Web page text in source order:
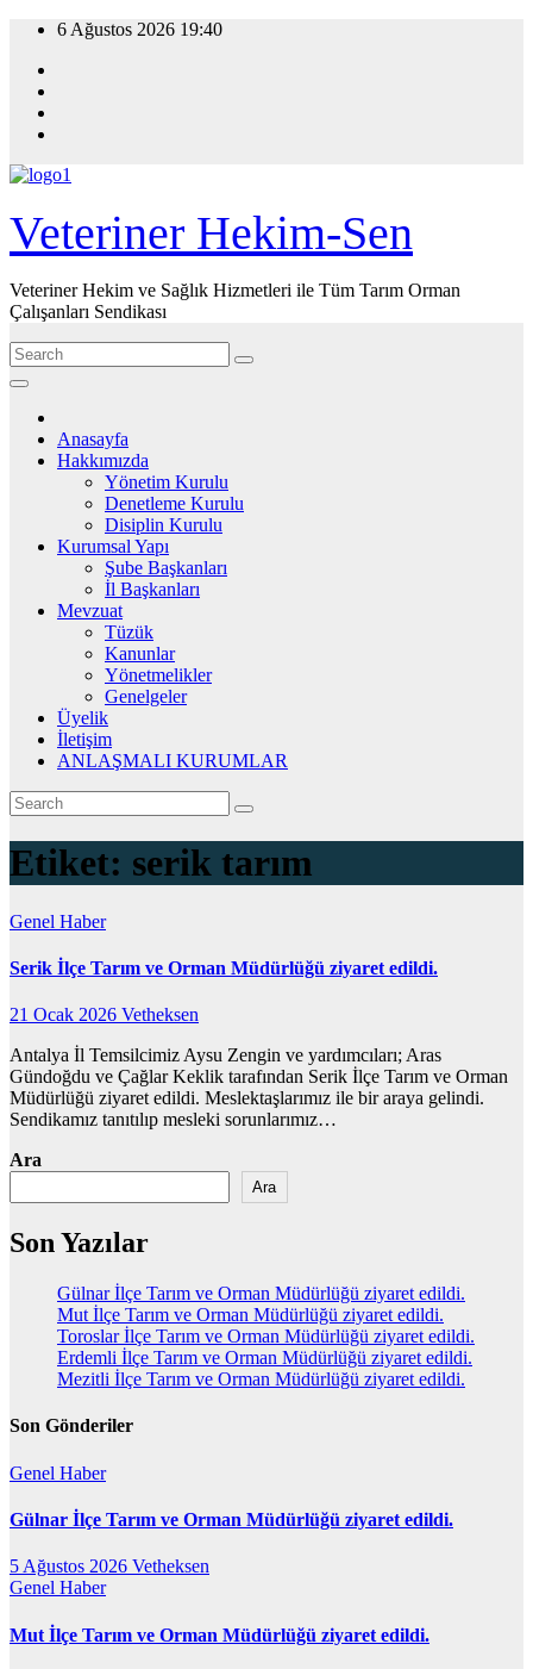
Skip
content
6 Ağustos 2026 19:40
Veteriner Hekim-Sen
Veteriner Hekim ve Sağlık Hizmetleri ile Tüm Tarım Orman
Çalışanları Sendikası
Anasayfa
Hakkımızda
Yönetim Kurulu
Denetleme Kurulu
Disiplin Kurulu
Kurumsal Yapı
Şube Başkanları
İl Başkanları
Mevzuat
Tüzük
Kanunlar
Yönetmelikler
Genelgeler
Üyelik
İletişim
ANLAŞMALI KURUMLAR
Etiket: serik tarım
Genel Haber
Serik İlçe Tarım ve Orman Müdürlüğü ziyaret edildi.
21 Ocak 2026 Vetheksen
Antalya İl Temsilcimiz Aysu Zengin ve yardımcıları; Aras
Gündoğdu ve Çağlar Keklik tarafından Serik İlçe Tarım ve Orman
Müdürlüğü ziyaret edildi. Meslektaşlarımız ile bir araya gelindi.
Sendikamız tanıtılıp mesleki sorunlarımız…
Ara
Ara
Son Yazılar
Gülnar İlçe Tarım ve Orman Müdürlüğü ziyaret edildi.
Mut İlçe Tarım ve Orman Müdürlüğü ziyaret edildi.
Toroslar İlçe Tarım ve Orman Müdürlüğü ziyaret edildi.
Erdemli İlçe Tarım ve Orman Müdürlüğü ziyaret edildi.
Mezitli İlçe Tarım ve Orman Müdürlüğü ziyaret edildi.
Son Gönderiler
Genel Haber
Gülnar İlçe Tarım ve Orman Müdürlüğü ziyaret edildi.
5 Ağustos 2026 Vetheksen
Genel Haber
Mut İlçe Tarım ve Orman Müdürlüğü ziyaret edildi.